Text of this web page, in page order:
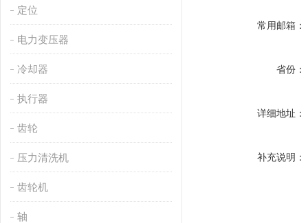
定位
电力变压器
冷却器
执行器
齿轮
压力清洗机
齿轮机
轴
常用邮箱：
省份：
详细地址：
补充说明：